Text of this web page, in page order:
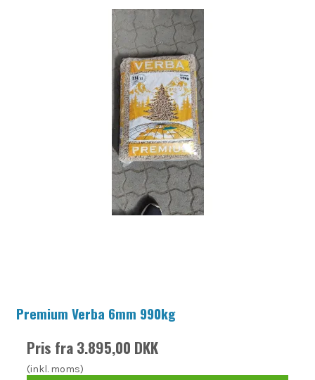
Premium Verba 6mm 990kg
Pris fra3.895,00 DKK
(inkl. moms)